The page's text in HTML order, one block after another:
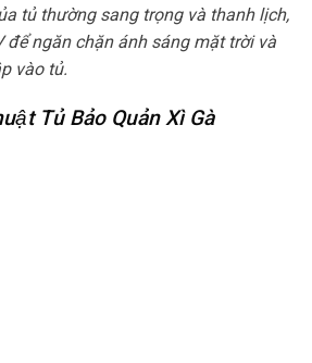
tủ thường sang trọng và thanh lịch,
để ngăn chặn ánh sáng mặt trời và
vào tủ.
Tủ Bảo Quản Xì Gà